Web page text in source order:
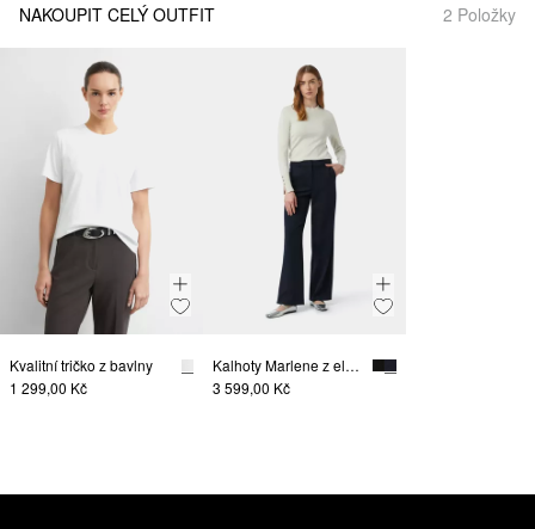
NAKOUPIT CELÝ OUTFIT 2 Položky
Kvalitní tričko z bavlny
1 299,00 Kč
Kalhoty Marlene z elastické směsi s viskózou, s průhmatovými kapsami
3 599,00 Kč